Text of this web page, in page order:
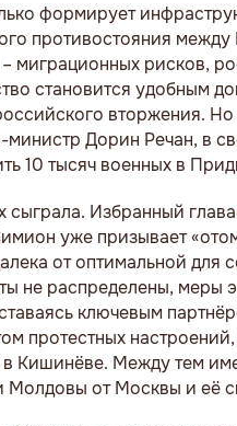
формирует
противостояния
миграционных рисков,
становится удобным
вторжения.
министр Дорин Речан, в
10 тысяч военных в
Избранный
уже призывает
от оптимальной
не распределены,
ключевым
протестных
Кишинёве. Между тем
от Москвы и её